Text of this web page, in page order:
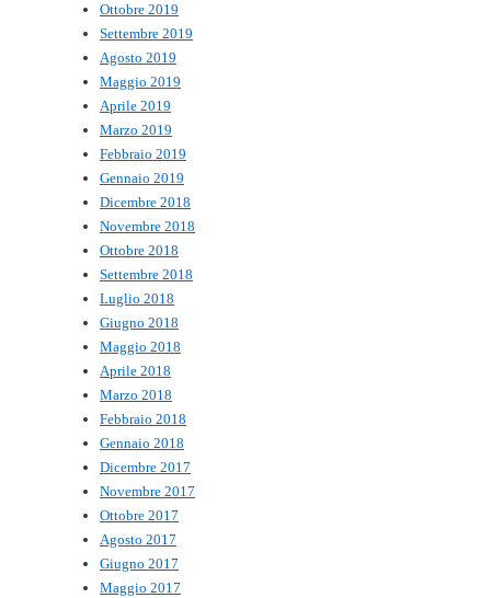
Ottobre 2019
Settembre 2019
Agosto 2019
Maggio 2019
Aprile 2019
Marzo 2019
Febbraio 2019
Gennaio 2019
Dicembre 2018
Novembre 2018
Ottobre 2018
Settembre 2018
Luglio 2018
Giugno 2018
Maggio 2018
Aprile 2018
Marzo 2018
Febbraio 2018
Gennaio 2018
Dicembre 2017
Novembre 2017
Ottobre 2017
Agosto 2017
Giugno 2017
Maggio 2017